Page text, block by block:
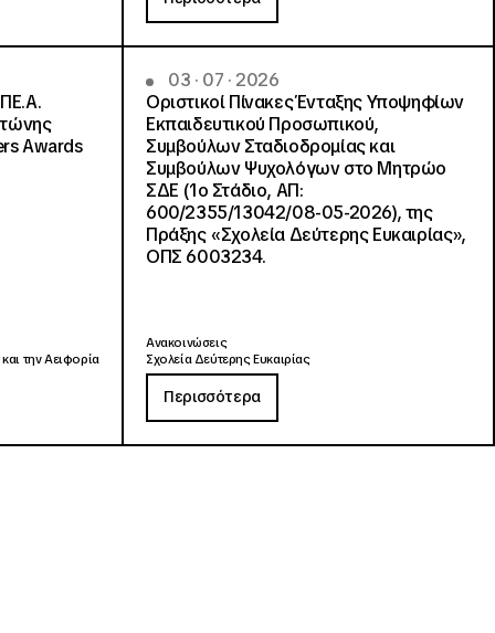
Awards
την Αειφορία
03 · 07 · 2026
Οριστικοί Πίνακες Ένταξης Υποψηφίων
Εκπαιδευτικού Προσωπικού,
Συμβούλων Σταδιοδρομίας και
Συμβούλων Ψυχολόγων στο Μητρώο
ΣΔΕ (1ο Στάδιο, ΑΠ:
600/2355/13042/08-05-2026), της
Πράξης «Σχολεία Δεύτερης Ευκαιρίας»,
ΟΠΣ 6003234.
Ανακοινώσεις
Σχολεία Δεύτερης Ευκαιρίας
Περισσότερα